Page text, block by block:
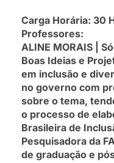
Carga Horária: 30
Professores:
ALINE MORAIS |
Boas Ideias e
em inclusão e
no governo com
sobre o tema,
o processo de
Brasileira de
Pesquisadora da
de graduação e